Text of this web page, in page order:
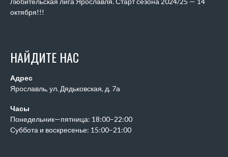
октября!!!
НАЙДИТЕ НАС
Адрес
Ярославль, ул. Дядьковская, д. 7а
Часы
Понедельник—пятница: 18:00–22:00
Суббота и воскресенье: 15:00–21:00